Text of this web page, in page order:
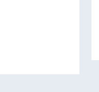
SAVETA
BALKAN 2026: